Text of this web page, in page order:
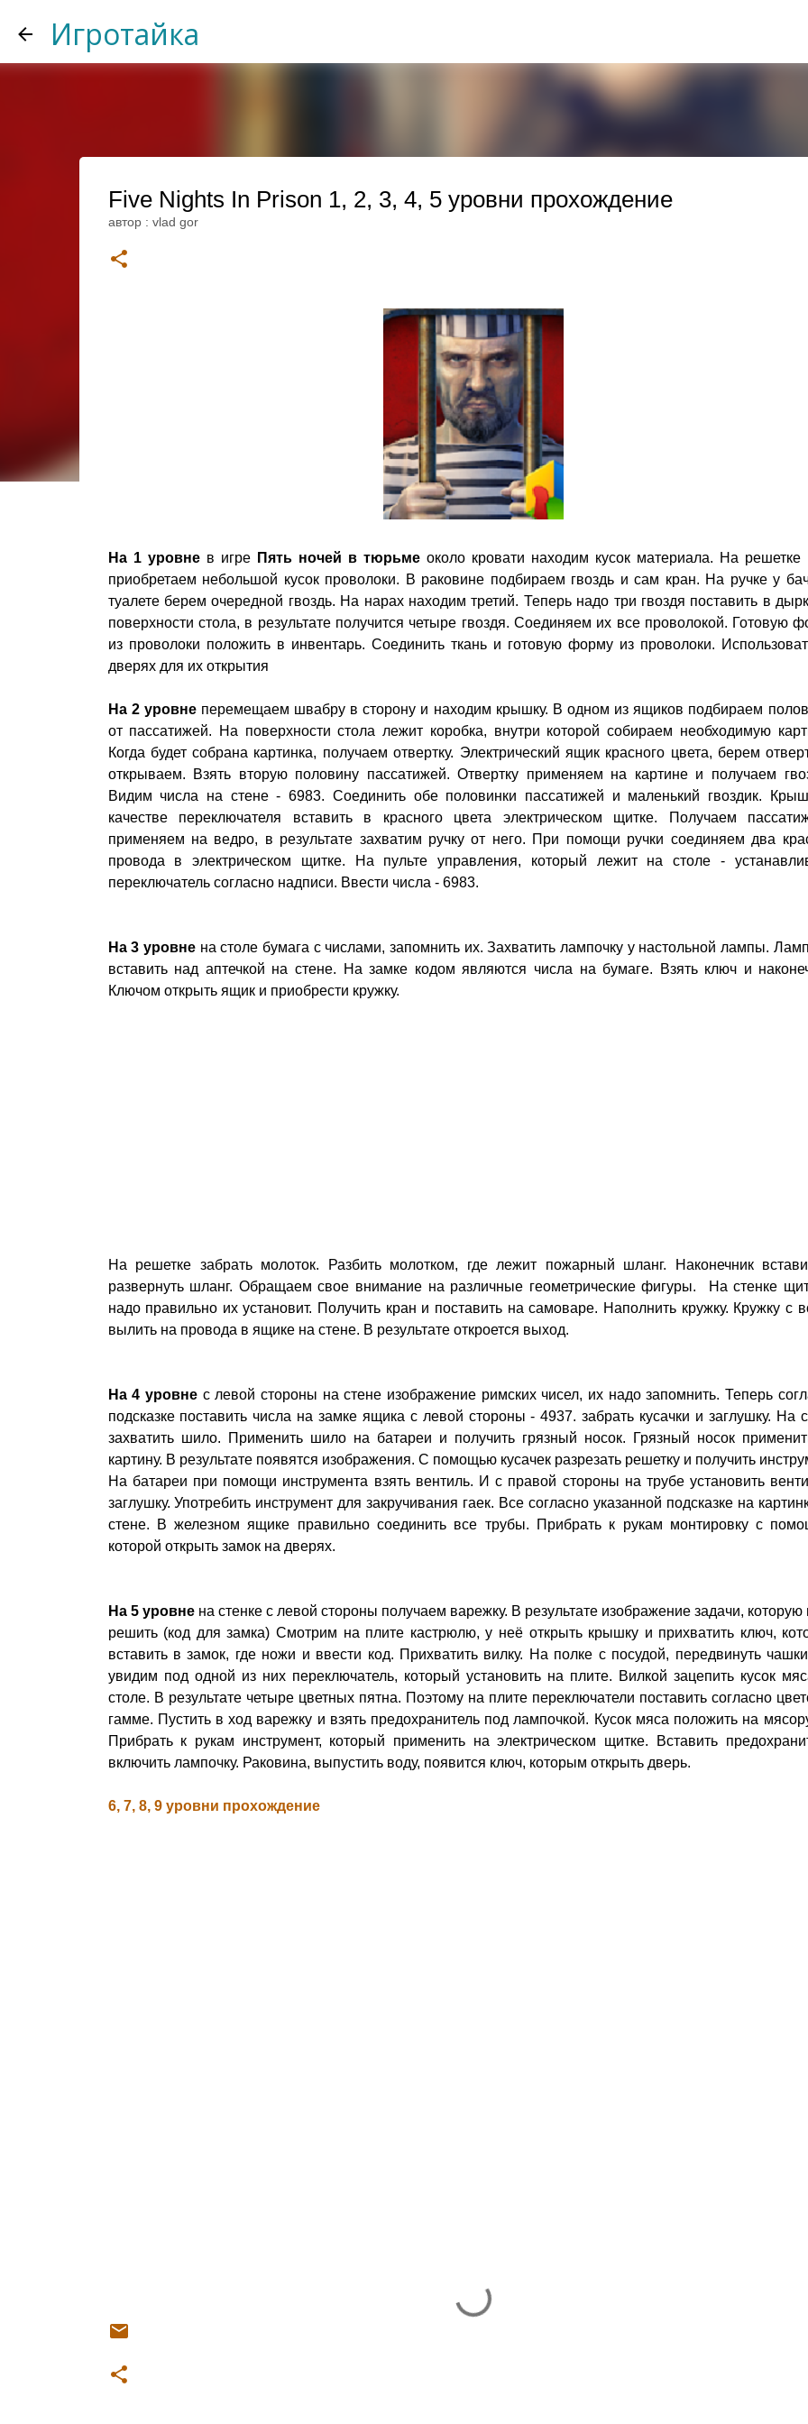
Игротайка
Five Nights In Prison 1, 2, 3, 4, 5 уровни прохождение
автор : vlad gor
На 1 уровнев игре Пять ночей в тюрьме около кровати находим кусок материала. На решетке
приобретаем небольшой кусок проволоки. В раковине подбираем гвоздь и сам кран. На ручке у
туалете берем очередной гвоздь. На нарах находим третий. Теперь надо три гвоздя поставить в
поверхности стола, в результате получится четыре гвоздя. Соединяем их все проволокой. Готовую
из проволоки положить в инвентарь. Соединить ткань и готовую форму из проволоки.
дверях для их открытия
На 2 уровнеперемещаем швабру в сторону и находим крышку. В одном из ящиков подбираем
от пассатижей. На поверхности стола лежит коробка, внутри которой собираем необходимую
Когда будет собрана картинка, получаем отвертку. Электрический ящик красного цвета, берем
открываем. Взять вторую половину пассатижей. Отвертку применяем на картине и получаем
Видим числа на стене - 6983. Соединить обе половинки пассатижей и маленький гвоздик.
качестве переключателя вставить в красного цвета электрическом щитке. Получаем
применяем на ведро, в результате захватим ручку от него. При помощи ручки соединяем два
провода в электрическом щитке. На пульте управления, который лежит на столе -
переключатель согласно надписи. Ввести числа - 6983.
На 3 уровнена столе бумага с числами, запомнить их. Захватить лампочку у настольной лампы.
вставить над аптечкой на стене. На замке кодом являются числа на бумаге. Взять ключ и
Ключом открыть ящик и приобрести кружку.
На решетке забрать молоток. Разбить молотком, где лежит пожарный шланг. Наконечник
развернуть шланг. Обращаем свое внимание на различные геометрические фигуры. На стенке
надо правильно их установит. Получить кран и поставить на самоваре. Наполнить кружку. Кружку с
вылить на провода в ящике на стене. В результате откроется выход.
На 4 уровнес левой стороны на стене изображение римских чисел, их надо запомнить. Теперь
подсказке поставить числа на замке ящика с левой стороны - 4937. забрать кусачки и заглушку. На
захватить шило. Применить шило на батареи и получить грязный носок. Грязный носок
картину. В результате появятся изображения. С помощью кусачек разрезать решетку и получить
На батареи при помощи инструмента взять вентиль. И с правой стороны на трубе установить
заглушку. Употребить инструмент для закручивания гаек. Все согласно указанной подсказке на
стене. В железном ящике правильно соединить все трубы. Прибрать к рукам монтировку с
которой открыть замок на дверях.
На 5 уровнена стенке с левой стороны получаем варежку. В результате изображение задачи, которую
решить (код для замка) Смотрим на плите кастрюлю, у неё открыть крышку и прихватить ключ,
вставить в замок, где ножи и ввести код. Прихватить вилку. На полке с посудой, передвинуть
увидим под одной из них переключатель, который установить на плите. Вилкой зацепить кусок
столе. В результате четыре цветных пятна. Поэтому на плите переключатели поставить согласно
гамме. Пустить в ход варежку и взять предохранитель под лампочкой. Кусок мяса положить на
Прибрать к рукам инструмент, который применить на электрическом щитке. Вставить
включить лампочку. Раковина, выпустить воду, появится ключ, которым открыть дверь.
6, 7, 8, 9 уровни прохождение